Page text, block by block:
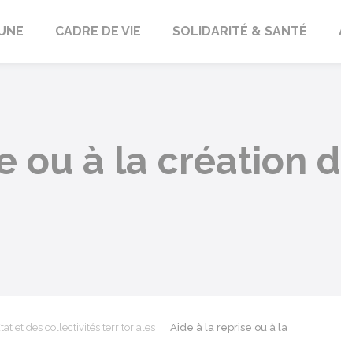
CADRE DE VIE SOLIDARITÉ & SANTÉ
ou à la création
et des collectivités territoriales
Aide à la reprise ou à la